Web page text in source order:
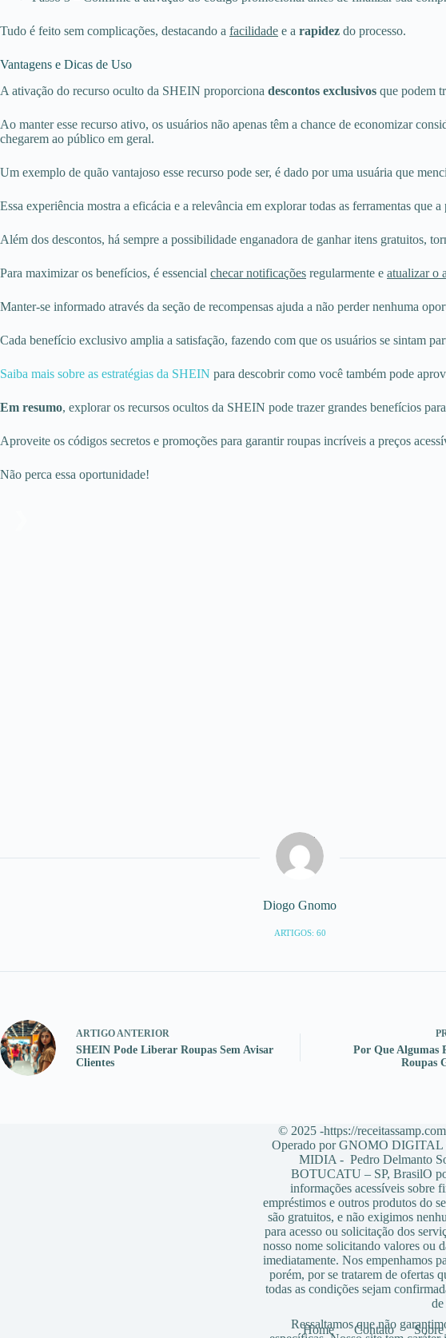
Tudo é feito sem complicações, destacando a facilidade e a rapidez do processo.
Vantagens e Dicas de Uso
A ativação do recurso oculto da SHEIN proporciona descontos exclusivos que podem
Ao manter esse recurso ativo, os usuários não apenas têm a chance de economizar
chegarem ao público em geral.
Um exemplo de quão vantajoso esse recurso pode ser, é dado por uma usuária que
Essa experiência mostra a eficácia e a relevância em explorar todas as ferramentas que
Além dos descontos, há sempre a possibilidade enganadora de ganhar itens gratuitos,
Para maximizar os benefícios, é essencial checar notificações regularmente e atualizar o
Manter-se informado através da seção de recompensas ajuda a não perder nenhuma
Cada benefício exclusivo amplia a satisfação, fazendo com que os usuários se sintam
Saiba mais sobre as estratégias da SHEIN para descobrir como você também pode
Em resumo, explorar os recursos ocultos da SHEIN pode trazer grandes benefícios
Aproveite os códigos secretos e promoções para garantir roupas incríveis a preços
Não perca essa oportunidade!
Diogo Gnomo
ARTIGOS: 60
ARTIGOANTERIOR
SHEIN Pode Liberar Roupas Sem Avisar
Clientes
Por Que Algumas
Roupas
© 2025 -https://
Operado por GNOMO
MIDIA - Pedro Delmanto
BOTUCATU – SP, BrasilO
informações acessíveis sobre
empréstimos e outros produtos do
são gratuitos, e não exigimos
para acesso ou solicitação dos
nosso nome solicitando valores ou
imediatamente. Nos empenhamos
porém, por se tratarem de ofertas
todas as condições sejam
Ressaltamos que não
Home Contato Sobre